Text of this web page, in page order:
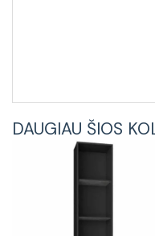
DAUGIAU ŠIOS